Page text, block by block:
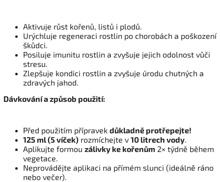
Aktivuje růst kořenů, listů i plodů.
Urýchluje regeneraci rostlin po chorobách a poškození
škůdci.
Posiluje imunitu rostlin a zvyšuje jejich odolnost vůči
stresu.
Zlepšuje kondici rostlin a zvyšuje úrodu chutných a
zdravých jahod.
Dávkování a způsob použití:
Před použitím přípravek důkladně protřepejte!
125 ml (5 víček) rozmíchejte v 10 litrech vody.
Aplikujte formou zálivky ke kořenům 2× týdně během
vegetace.
Neprovádějte aplikaci na přímém slunci (ideálně ráno
nebo večer).